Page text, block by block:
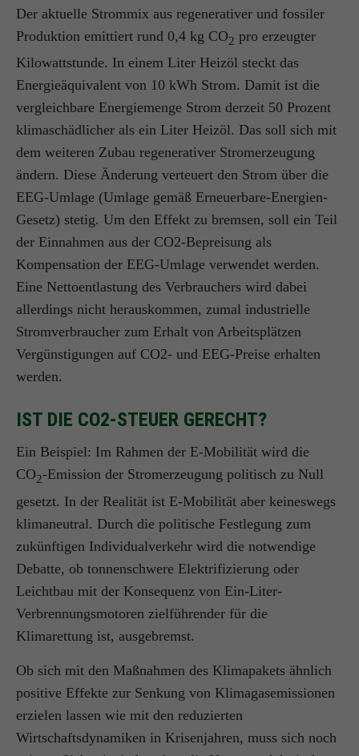
Der aktuelle Strommix aus regenerativer und fossiler
Produktion emittiert rund 0,4 kg CO2 pro erzeugter
Kilowattstunde. In einem Liter Heizöl steckt das
Energieäquivalent von 10 kWh Strom. Damit ist die
vergleichbare Energiemenge Strom derzeit 50 Prozent
klimaschädlicher als ein Liter Heizöl. Das soll sich mit
dem weiteren Zubau regenerativer Stromerzeugung
ändern. Diese Änderung verteuert den Strom über die
EEG-Umlage (Umlage gemäß Erneuerbare-Energien-
Gesetz) stetig. Um den Effekt zu bremsen, soll ein Teil
der Einnahmen aus der CO2-Bepreisung als
Kompensation der EEG-Umlage verwendet werden.
Eine Nettoentlastung des Verbrauchers wird dabei
allerdings nicht herauskommen, zumal industrielle
Stromverbraucher zum Erhalt von Arbeitsplätzen
Vergünstigungen auf CO2- und EEG-Preise erhalten
werden.
IST DIE CO2-STEUER GERECHT?
Ein Beispiel: Im Rahmen der E-Mobilität wird die
CO2-Emission der Stromerzeugung politisch zu Null
gesetzt. In der Realität ist E-Mobilität aber keineswegs
klimaneutral. Durch die politische Festlegung zum
zukünftigen Individualverkehr wird die notwendige
Debatte, ob tonnenschwere Elektrifizierung oder
Leichtbau mit der Konsequenz von Ein-Liter-
Verbrennungsmotoren zielführender für die
Klimarettung ist, ausgebremst.
Ob sich mit den Maßnahmen des Klimapakets ähnlich
positive Effekte zur Senkung von Klimagasemissionen
erzielen lassen wie mit den reduzierten
Wirtschaftsdynamiken in Krisenjahren, muss sich noch